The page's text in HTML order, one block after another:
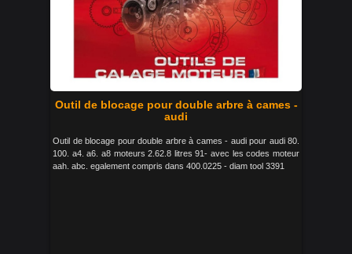
Outil de blocage pour double arbre à cames -
audi
Outil de blocage pour double arbre à cames - audi pour audi 80.
100. a4. a6. a8 moteurs 2.62.8 litres 91- avec les codes moteur
aah. abc. egalement compris dans 400.0225 - diam tool 3391